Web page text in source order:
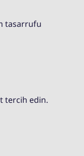
tasarrufu
tercih edin.